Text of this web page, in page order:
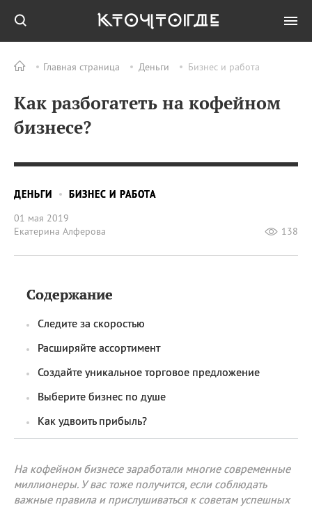
Главная страница Деньги Бизнес и работа
Как разбогатеть на кофейном
бизнесе?
ДЕНЬГИ
БИЗНЕС И РАБОТА
01 мая 2019
Екатерина Алферова
138
Содержание
Следите за скоростью
Расширяйте ассортимент
Создайте уникальное торговое предложение
Выберите бизнес по душе
Как удвоить прибыль?
На кофейном бизнесе заработали многие современные
миллионеры. У вас тоже получится, если соблюдать
важные правила и прислушиваться к советам успешных